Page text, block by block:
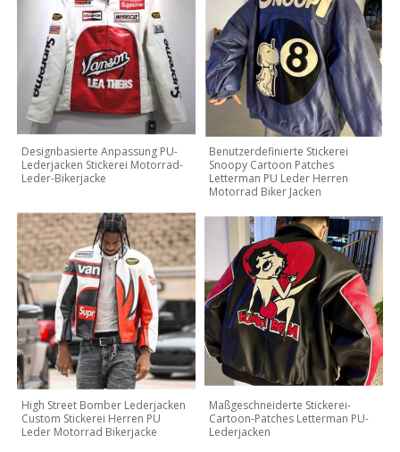
Designbasierte Anpassung PU-
Lederjacken Stickerei Motorrad-
Leder-Bikerjacke
Benutzerdefinierte Stickerei
Snoopy Cartoon Patches
Letterman PU Leder Herren
Motorrad Biker Jacken
High Street Bomber Lederjacken
Custom Stickerei Herren PU
Leder Motorrad Bikerjacke
Maßgeschneiderte Stickerei-
Cartoon-Patches Letterman PU-
Lederjacken